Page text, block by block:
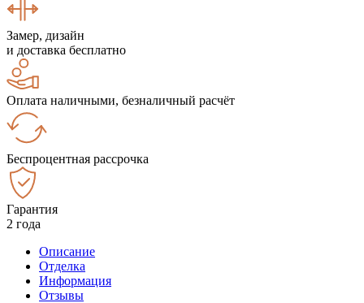
Замер, дизайн
и доставка бесплатно
Оплата наличными, безналичный расчёт
Беспроцентная рассрочка
Гарантия
2 года
Описание
Отделка
Информация
Отзывы